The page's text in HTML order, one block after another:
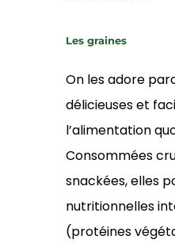
Les graines
On les adore
délicieuses et
l’alimentation
Consommées
snackées, elles
nutritionnelles
(protéines